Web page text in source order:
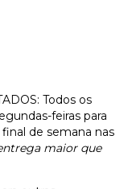
Todos os
feiras para
de semana nas
maior que